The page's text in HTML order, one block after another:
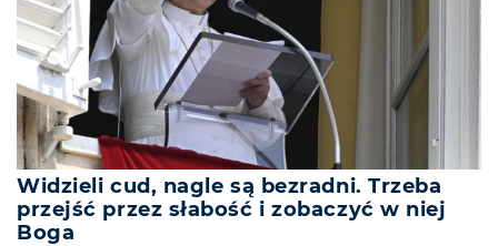
Widzieli cud, nagle są bezradni. Trzeba
przejść przez słabość i zobaczyć w niej
Boga